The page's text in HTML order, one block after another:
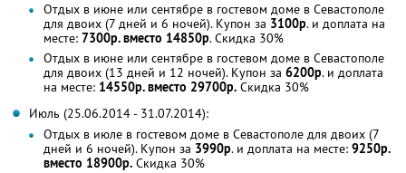
Отдых в июне или сентябре в гостевом доме в Севастополе
для двоих (7 дней и 6 ночей). Купон за 3100р. и доплата на
месте: 7300р. вместо 14850р. Скидка 30%
Отдых в июне или сентябре в гостевом доме в Севастополе
для двоих (13 дней и 12 ночей). Купон за 6200р. и доплата
на месте: 14550р. вместо 29700р. Скидка 30%
Июль (25.06.2014 - 31.07.2014):
Отдых в июле в гостевом доме в Севастополе для двоих (7
дней и 6 ночей). Купон за 3990р. и доплата на месте: 9250р.
вместо 18900р. Скидка 30%